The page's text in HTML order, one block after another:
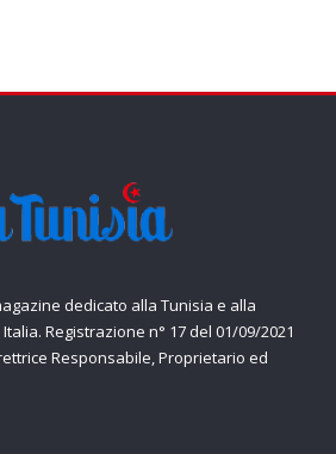
dedicato alla Tunisia e alla
Registrazione n° 17 del 01/09/2021
Responsabile, Proprietario ed